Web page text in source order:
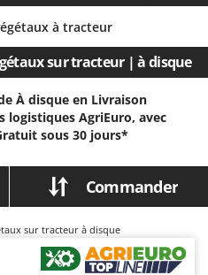
tondeuses autoportés
pour gazon
de terre pour tracteur
tracteurs
à tracteur
sur tracteur | à disque
À disque en Livraison
logistiques AgriEuro, avec
sous 30 jours*
Commander
sur tracteur à disque